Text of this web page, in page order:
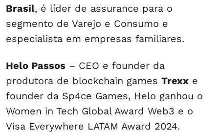
Brasil, é líder de assurance para o
segmento de Varejo e Consumo e
especialista em empresas familiares.
Helo Passos – CEO e founder da
produtora de blockchain games Trexx e
founder da Sp4ce Games, Helo ganhou o
Women in Tech Global Award Web3 e o
Visa Everywhere LATAM Award 2024.